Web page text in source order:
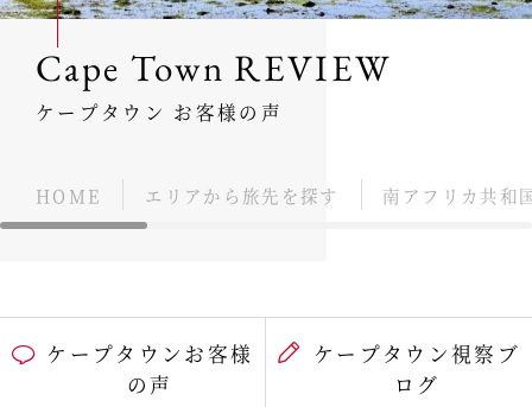
Cape Town REVIEW
ケープタウン お客様の声
HOME エリアから旅先を探す 南アフリカ共和
ケープタウンお客様
の声
ケープタウン視察ブ
ログ